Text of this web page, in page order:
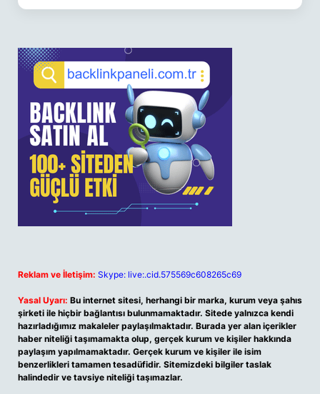
Reklam ve İletişim: Skype: live:.cid.575569c608265c69
Yasal Uyarı: Bu internet sitesi, herhangi bir marka, kurum veya şahıs
şirketi ile hiçbir bağlantısı bulunmamaktadır. Sitede yalnızca kendi
hazırladığımız makaleler paylaşılmaktadır. Burada yer alan içerikler
haber niteliği taşımamakta olup, gerçek kurum ve kişiler hakkında
paylaşım yapılmamaktadır. Gerçek kurum ve kişiler ile isim
benzerlikleri tamamen tesadüfidir. Sitemizdeki bilgiler taslak
halindedir ve tavsiye niteliği taşımazlar.